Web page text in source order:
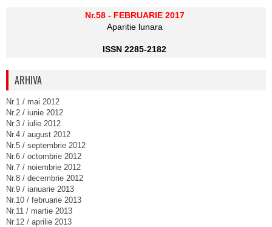
Nr.58 - FEBRUARIE 2017
Aparitie lunara
ISSN 2285-2182
ARHIVA
Nr.1 / mai 2012
Nr.2 / iunie 2012
Nr.3 / iulie 2012
Nr.4 / august 2012
Nr.5 / septembrie 2012
Nr.6 / octombrie 2012
Nr.7 / noiembrie 2012
Nr.8 / decembrie 2012
Nr.9 / ianuarie 2013
Nr.10 / februarie 2013
Nr.11 / martie 2013
Nr.12 / aprilie 2013